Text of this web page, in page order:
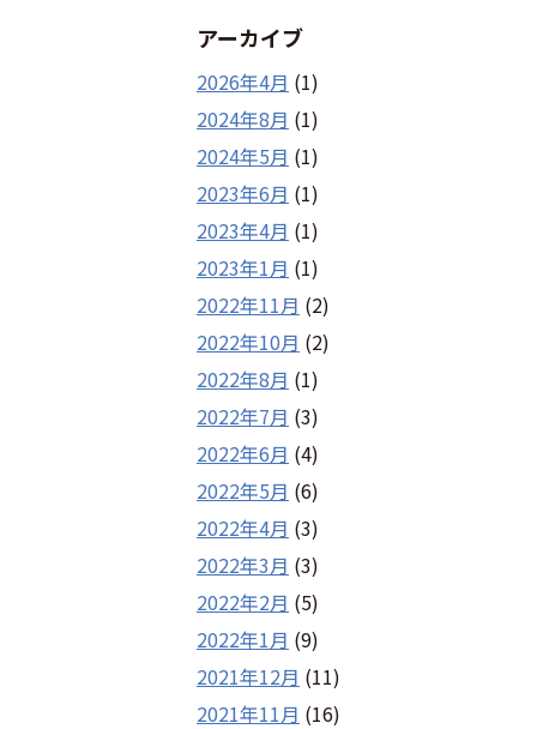
アーカイブ
2026年4月 (1)
2024年8月 (1)
2024年5月 (1)
2023年6月 (1)
2023年4月 (1)
2023年1月 (1)
2022年11月 (2)
2022年10月 (2)
2022年8月 (1)
2022年7月 (3)
2022年6月 (4)
2022年5月 (6)
2022年4月 (3)
2022年3月 (3)
2022年2月 (5)
2022年1月 (9)
2021年12月 (11)
2021年11月 (16)